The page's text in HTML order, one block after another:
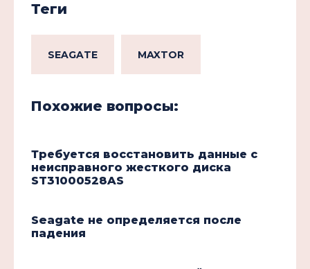
Теги
SEAGATE MAXTOR
Похожие вопросы:
Требуется восстановить данные с
неисправного жесткого диска
ST31000528AS
Seagate не определяется после
падения